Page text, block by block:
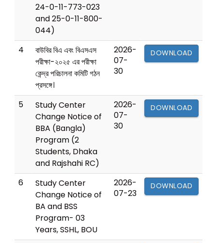
24-0-11-773-023
and 25-0-11-800-
044)
4
বাউবির বিএ এবং বিএসএস
পরীক্ষা-২০২৫ এর পরীক্ষা
কেন্দ্র পরিচালনা কমিটি গঠন
প্রসঙ্গে।
2026-
07-
30
DOWNLOAD
5
Study Center
Change Notice of
BBA (Bangla)
Program (2
Students, Dhaka
and Rajshahi RC)
2026-
07-
30
DOWNLOAD
6
Study Center
Change Notice of
BA and BSS
Program- 03
Years, SSHL, BOU
2026-
07-23
DOWNLOAD